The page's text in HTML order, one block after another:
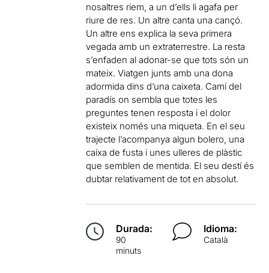
nosaltres riem, a un d’ells li agafa per
riure de res. Un altre canta una cançó.
Un altre ens explica la seva primera
vegada amb un extraterrestre. La resta
s’enfaden al adonar-se que tots són un
mateix. Viatgen junts amb una dona
adormida dins d’una caixeta. Camí del
paradís on sembla que totes les
preguntes tenen resposta i el dolor
existeix només una miqueta. En el seu
trajecte l’acompanya algun bolero, una
caixa de fusta i unes ulleres de plàstic
que semblen de mentida. El seu destí és
dubtar relativament de tot en absolut.
Durada:
90
minuts
Idioma:
Català